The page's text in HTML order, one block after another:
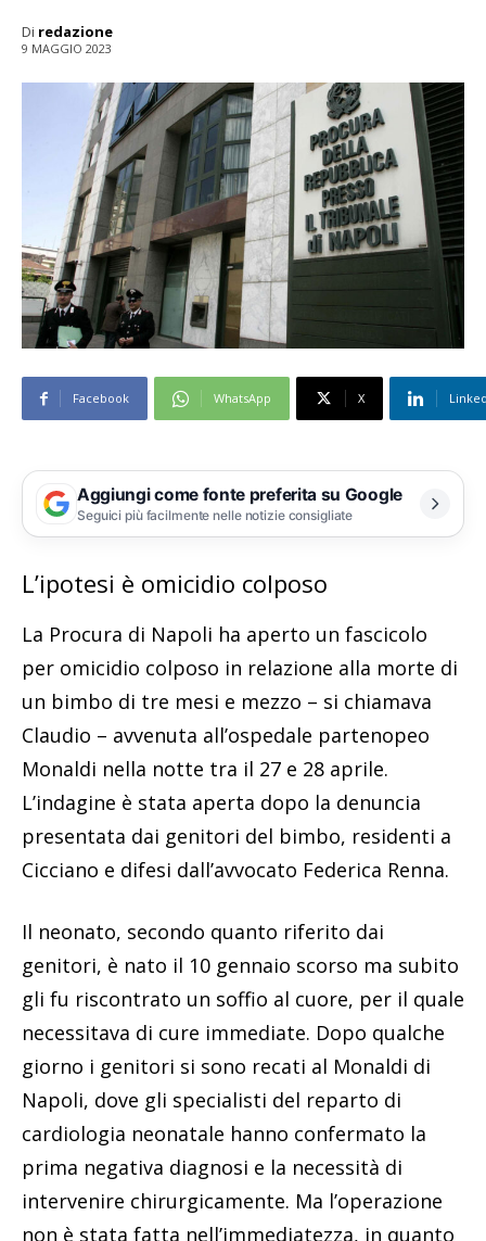
Di redazione
9 MAGGIO 2023
Facebook WhatsApp X
Aggiungi come fonte preferita su Google
Seguici più facilmente nelle notizie consigliate
L’ipotesi è omicidio colposo
La Procura di Napoli ha aperto un fascicolo
per omicidio colposo in relazione alla morte di
un bimbo di tre mesi e mezzo – si chiamava
Claudio – avvenuta all’ospedale partenopeo
Monaldi nella notte tra il 27 e 28 aprile.
L’indagine è stata aperta dopo la denuncia
presentata dai genitori del bimbo, residenti a
Cicciano e difesi dall’avvocato Federica Renna.
Il neonato, secondo quanto riferito dai
genitori, è nato il 10 gennaio scorso ma subito
gli fu riscontrato un soffio al cuore, per il quale
necessitava di cure immediate. Dopo qualche
giorno i genitori si sono recati al Monaldi di
Napoli, dove gli specialisti del reparto di
cardiologia neonatale hanno confermato la
prima negativa diagnosi e la necessità di
intervenire chirurgicamente. Ma l’operazione
non è stata fatta nell’immediatezza, in quanto